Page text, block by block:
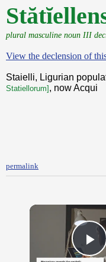
plural masculine noun III
View the declension of
Staielli, Ligurian
Statiellorum] , now Acqui
permalink